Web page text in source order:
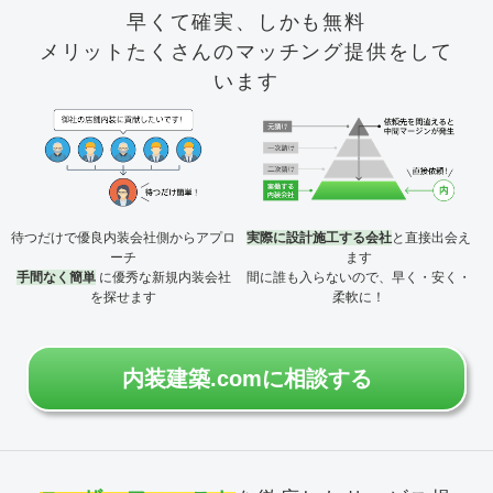
早くて確実、しかも無料
メリットたくさんのマッチング提供をして
います
待つだけで優良内装会社側からアプロ
ーチ
手間なく簡単に優秀な新規内装会社
を探せます
実際に設計施工する会社と直接出会え
ます
間に誰も入らないので、早く・安く・
柔軟に！
内装建築.comに相談する